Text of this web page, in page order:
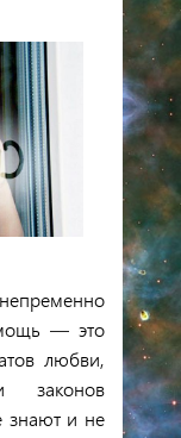
— это
любви,
законов
знают и не